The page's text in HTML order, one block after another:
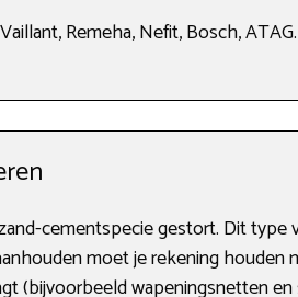
Remeha, Nefit, Bosch, ATAG.
cementspecie gestort. Dit
moet je rekening houden
(bijvoorbeeld wapeningsnetten